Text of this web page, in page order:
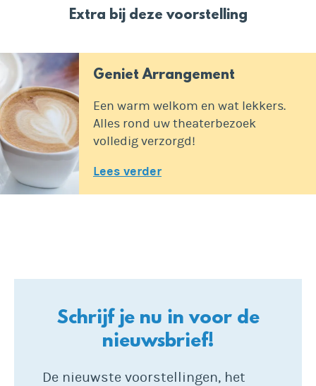
Extra bij deze voorstelling
Geniet Arrangement
Een warm welkom en wat lekkers.
Alles rond uw theaterbezoek
volledig verzorgd!
Lees verder
Schrijf je nu in voor de
nieuwsbrief!
De nieuwste voorstellingen, het